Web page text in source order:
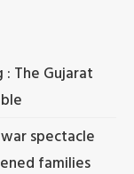
: The Gujarat
spectacle
families